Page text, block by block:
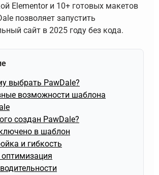
Elementor и 10+ готовых макетов
позволяет запустить
сайт в 2025 году без кода.
выбрать PawDale?
возможности шаблона
создан PawDale?
в шаблон
и гибкость
оптимизация